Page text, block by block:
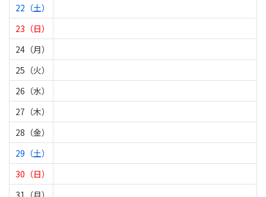
22（土）
23（日）
24（月）
25（火）
26（水）
27（木）
28（金）
29（土）
30（日）